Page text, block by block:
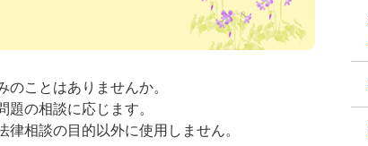
ことはありませんか。
の相談に応じます。
相談の目的以外に使用しません。